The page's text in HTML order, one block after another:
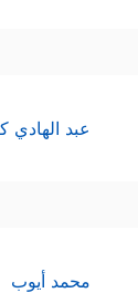
عبد الهادي
محمد أيوب